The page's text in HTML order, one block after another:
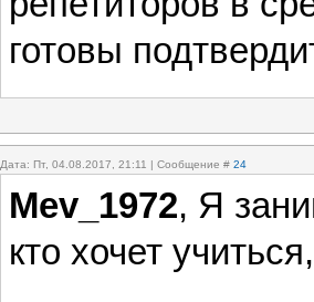
готовы
Дата: Пт, 04.08.2017, 21:11 | Сообщение # 24
Mev_1972, Я
кто хочет